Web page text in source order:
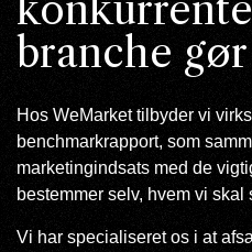
branche gør
Hos WeMarket tilbyder vi
benchmarkrapport, som
marketingindsats med de
bestemmer selv, hvem vi skal
Vi har specialiseret os i at